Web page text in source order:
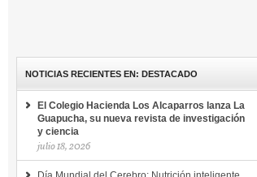
NOTICIAS RECIENTES EN: DESTACADO
El Colegio Hacienda Los Alcaparros lanza La
Guapucha, su nueva revista de investigación
y ciencia
julio 18, 2026